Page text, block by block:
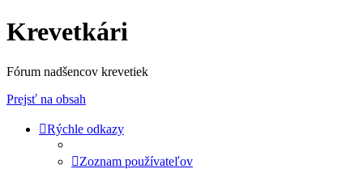
Krevetkári
Fórum nadšencov krevetiek
Prejsť na obsah
Rýchle odkazy
Zoznam používateľov